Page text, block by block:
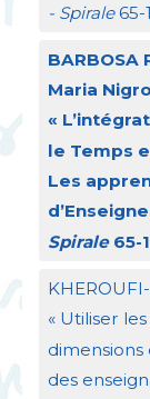
- Spirale65-
BARBOSA
Maria
«
le Temps
Les
Spirale65-
KHEROUFI-
« Utiliser
des